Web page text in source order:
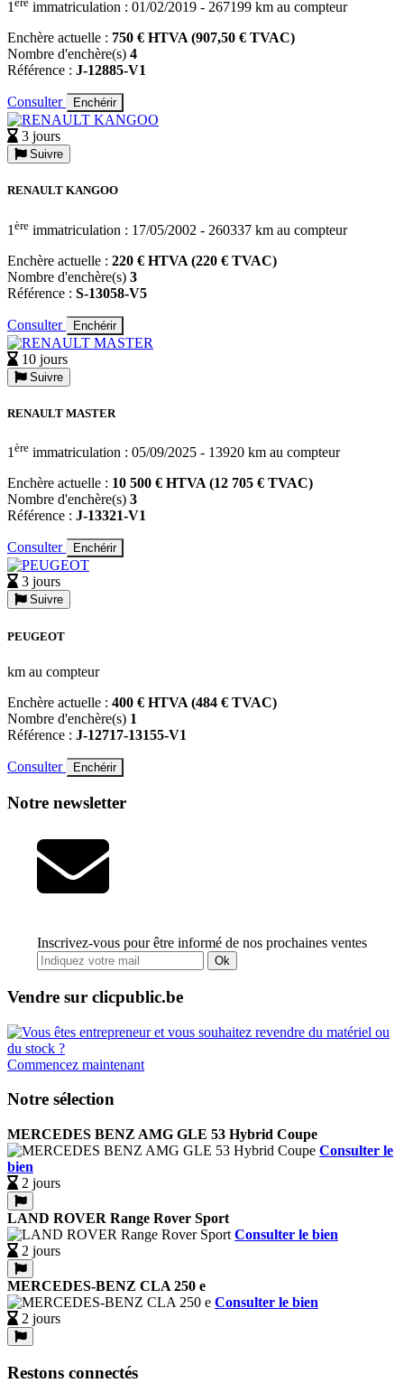
1
immatriculation : 01/02/2019 - 267199 km au compteur
Enchère actuelle : 750 € HTVA (907,50 € TVAC)
Nombre d'enchère(s) 4
Référence : J-12885-V1
Consulter Enchérir
3 jours
Suivre
RENAULT KANGOO
1 ère immatriculation : 17/05/2002 - 260337 km au compteur
Enchère actuelle : 220 € HTVA (220 € TVAC)
Nombre d'enchère(s) 3
Référence : S-13058-V5
Consulter Enchérir
10 jours
Suivre
RENAULT MASTER
1 ère immatriculation : 05/09/2025 - 13920 km au compteur
Enchère actuelle : 10 500 € HTVA (12 705 € TVAC)
Nombre d'enchère(s) 3
Référence : J-13321-V1
Consulter Enchérir
3 jours
Suivre
PEUGEOT
km au compteur
Enchère actuelle : 400 € HTVA (484 € TVAC)
Nombre d'enchère(s) 1
Référence : J-12717-13155-V1
Consulter Enchérir
Notre newsletter
Inscrivez-vous pour être informé de nos prochaines ventes
Ok
Vendre sur clicpublic.be
Commencez maintenant
Notre sélection
MERCEDES BENZ AMG GLE 53 Hybrid Coupe
Consulter le
bien
2 jours
LAND ROVER Range Rover Sport
Consulter le bien
2 jours
MERCEDES-BENZ CLA 250 e
Consulter le bien
2 jours
Restons connectés